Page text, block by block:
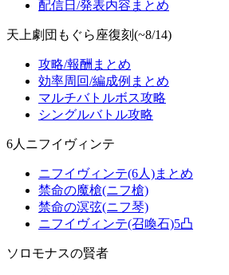
配信日/発表内容まとめ
天上劇団もぐら座復刻(~8/14)
攻略/報酬まとめ
効率周回/編成例まとめ
マルチバトルボス攻略
シングルバトル攻略
6人ニフイヴィンテ
ニフイヴィンテ(6人)まとめ
禁命の魔槍(ニフ槍)
禁命の溟弦(ニフ琴)
ニフイヴィンテ(召喚石)5凸
ソロモナスの賢者